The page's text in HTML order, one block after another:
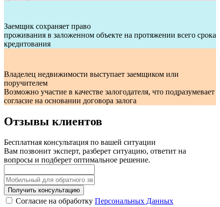
Заемщик сохраняет право
проживания в заложенном объекте на протяжении всего срока
кредитования
Владелец недвижимости выступает заемщиком или
поручителем
Возможно участие в качестве залогодателя, что подразумевает
согласие на основании договора залога
Отзывы клиентов
Бесплатная консультация по вашей ситуации
Вам позвонит эксперт, разберет ситуацию, ответит на
вопросы и подберет оптимальное решение.
Получить консультацию
Согласие на обработку Персональных Данных